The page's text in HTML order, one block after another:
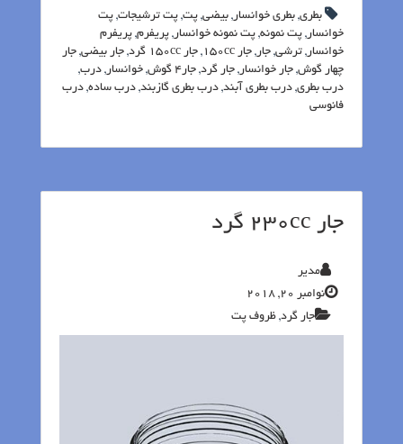
بطری, بطری خوانسار, بیضی, پت, پت ترشیجات, پت
خوانسار, پت نمونه, پت نمونه خوانسار, پریفرم, پریفرم
خوانسار, ترشی, جار, جار 150cc , جار 150cc گرد , جار بیضی, جار
چهار گوش, جار خوانسار, جار گرد, جار4 گوش , خوانسار, درب,
درب بطری, درب بطری آبند, درب بطری گازبند, درب ساده, درب
فانوسی
جار 230cc گرد
مدیر
نوامبر 20, 2018
جار گرد, ظروف پت‬‎